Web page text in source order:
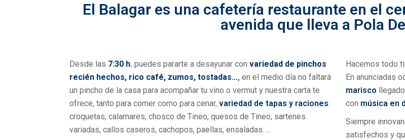
El Balagar es una cafetería restaurante en el
avenida que lleva a Pola
Desde las 7:30 h. puedes pararte a desayunar con variedad de pinchos
recién hechos, rico café, zumos, tostadas…, en el medio día no faltará
un pincho de la casa para acompañar tu vino o vermut y nuestra carta te
ofrece, tanto para comer como para cenar, variedad de tapas y raciones:
croquetas, calamares, chosco de Tineo, quesos de Tineo, sartenes
variadas, callos caseros, cachopos, paellas, ensaladas…..
Hacemos todo
En anunciadas
marisco
con música en
Siempre
satisfechos y